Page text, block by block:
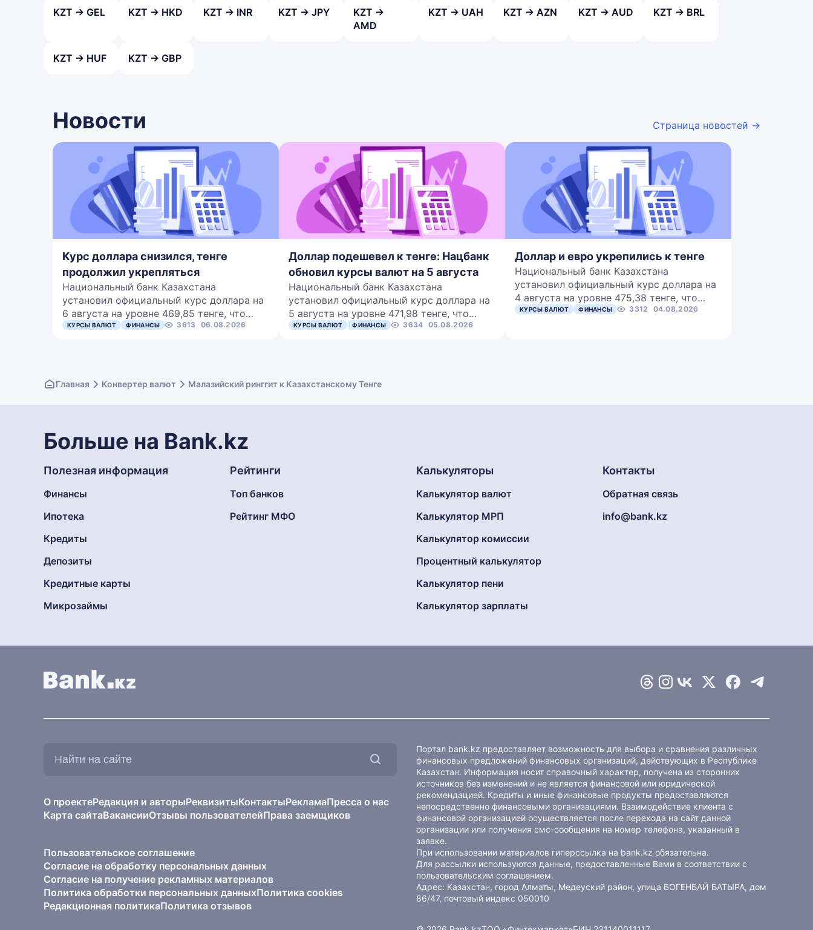
KZT → GEL KZT → HKD KZT → INR KZT → JPY
KZT →
AMD
KZT → UAH KZT → AZN KZT → AUD KZT → BRL
KZT → HUF KZT → GBP
Новости Страница новостей →
Курс доллара снизился, тенге
продолжил укрепляться
Национальный банк Казахстана
установил официальный курс доллара на
6 августа на уровне 469,85 тенге, что…
КУРСЫ ВАЛЮТ ФИНАНСЫ 3613 06.08.2026
Доллар подешевел к тенге: Нацбанк
обновил курсы валют на 5 августа
Национальный банк Казахстана
установил официальный курс доллара на
5 августа на уровне 471,98 тенге, что…
КУРСЫ ВАЛЮТ ФИНАНСЫ 3634 05.08.2026
Доллар и евро укрепились к тенге
Национальный банк Казахстана
установил официальный курс доллара на
4 августа на уровне 475,38 тенге, что…
КУРСЫ ВАЛЮТ ФИНАНСЫ 3312 04.08.2026
Главная Конвертер валют Малазийский ринггит к Казахстанскому Тенге
Больше на Bank.kz
Полезная информация
Финансы
Ипотека
Кредиты
Депозиты
Кредитные карты
Микрозаймы
Рейтинги
Топ банков
Рейтинг МФО
Калькуляторы
Калькулятор валют
Калькулятор МРП
Калькулятор комиссии
Процентный калькулятор
Калькулятор пени
Калькулятор зарплаты
Контакты
Обратная связь
info@bank.kz
О проектеРедакция и авторыРеквизитыКонтактыРекламаПресса о нас
Карта сайтаВакансииОтзывы пользователейПрава заемщиков
Пользовательское соглашение
Согласие на обработку персональных данных
Согласие на получение рекламных материалов
Политика обработки персональных данныхПолитика cookies
Редакционная политикаПолитика отзывов
Портал bank.kz предоставляет возможность для выбора и сравнения различных
финансовых предложений финансовых организаций, действующих в Республике
Казахстан. Информация носит справочный характер, получена из сторонних
источников без изменений и не является финансовой или юридической
рекомендацией. Кредиты и иные финансовые продукты предоставляются
непосредственно финансовыми организациями. Взаимодействие клиента с
финансовой организацией осуществляется после перехода на сайт данной
организации или получения смс-сообщения на номер телефона, указанный в
заявке.
При использовании материалов гиперссылка на bank.kz обязательна.
Для рассылки используются данные, предоставленные Вами в соответствии с
пользовательским соглашением.
Адрес: Казахстан, город Алматы, Медеуский район, улица БОГЕНБАЙ БАТЫРА, дом
86/47, почтовый индекс 050010